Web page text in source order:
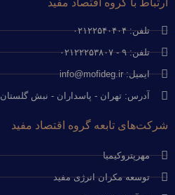
تلفن: ۰۲۱۲۲۵۴۰۴۰۴
تلفن: ۹ - ۰۲۱۲۲۲۵۳۸۰۷
ایمیل: info@mofideg.ir
آدرس: تهران - پاسداران - نبش گلستان ۶ - پلاک ۵۶
شرکت‌های تابعه گروه اقتصاد مفید
مهرپتروکیمیا
توسعه مکران انرژی مفید